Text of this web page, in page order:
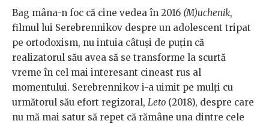
Bag mâna-n foc că cine vedea în 2016 (M)uchenik,
filmul lui Serebrennikov despre un adolescent tripat
pe ortodoxism, nu intuia câtuși de puțin că
realizatorul său avea să se transforme la scurtă
vreme în cel mai interesant cineast rus al
momentului. Serebrennikov i-a uimit pe mulți cu
următorul său efort regizoral, Leto (2018), despre care
nu mă mai satur să repet că rămâne una dintre cele